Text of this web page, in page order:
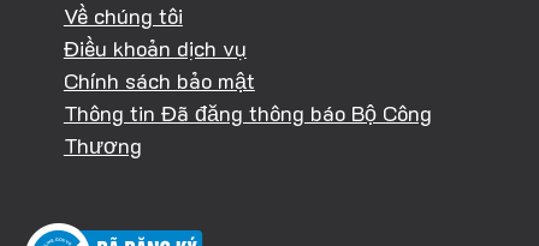
Về chúng tôi
Điều khoản dịch vụ
Chính sách bảo mật
Thông tin Đã đăng thông báo Bộ Công
Thương